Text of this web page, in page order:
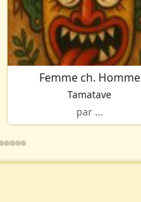
Femme ch. Homme
Tamatave
par ...